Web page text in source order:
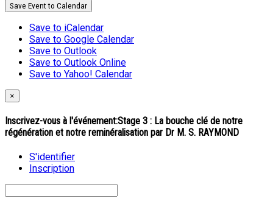
Save Event to Calendar
Save to iCalendar
Save to Google Calendar
Save to Outlook
Save to Outlook Online
Save to Yahoo! Calendar
×
Inscrivez-vous à l'événement:Stage 3 : La bouche clé de notre
régénération et notre reminéralisation par Dr M. S. RAYMOND
S'identifier
Inscription